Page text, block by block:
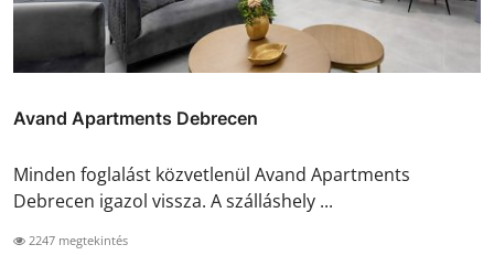
Avand Apartments Debrecen
Minden foglalást közvetlenül Avand Apartments
Debrecen igazol vissza. A szálláshely ...
2247 megtekintés